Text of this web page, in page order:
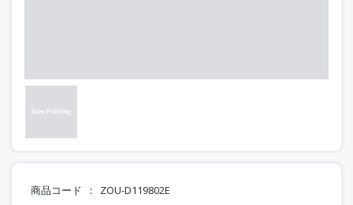
商品コード ZOU-D119802E